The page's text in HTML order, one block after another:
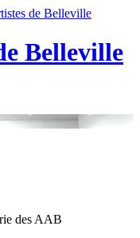
Belleville
des AAB